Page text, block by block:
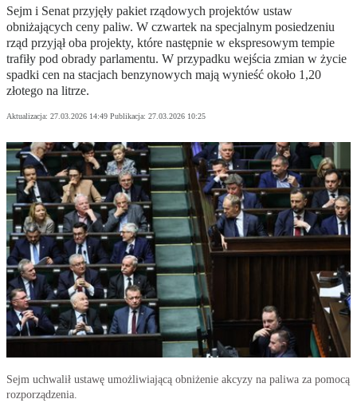
Sejm i Senat przyjęły pakiet rządowych projektów ustaw
obniżających ceny paliw. W czwartek na specjalnym posiedzeniu
rząd przyjął oba projekty, które następnie w ekspresowym tempie
trafiły pod obrady parlamentu. W przypadku wejścia zmian w życie
spadki cen na stacjach benzynowych mają wynieść około 1,20
złotego na litrze.
Aktualizacja: 27.03.2026 14:49 Publikacja: 27.03.2026 10:25
Sejm uchwalił ustawę umożliwiającą obniżenie akcyzy na paliwa za pomocą
rozporządzenia.